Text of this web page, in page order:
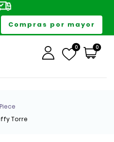
Compras por mayor
0 0
Torre